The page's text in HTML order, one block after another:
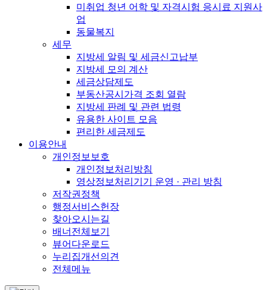
미취업 청년 어학 및 자격시험 응시료 지원사
업
동물복지
세무
지방세 알림 및 세금신고납부
지방세 모의 계산
세금상담제도
부동산공시가격 조회 열람
지방세 판례 및 관련 법령
유용한 사이트 모음
편리한 세금제도
이용안내
개인정보보호
개인정보처리방침
영상정보처리기기 운영 · 관리 방침
저작권정책
행정서비스헌장
찾아오시는길
배너전체보기
뷰어다운로드
누리집개선의견
전체메뉴